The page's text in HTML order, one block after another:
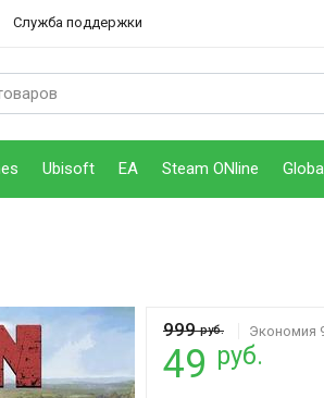
Служба поддержки
Ubisoft EA Steam ONline
999руб. Экономия
49 руб.